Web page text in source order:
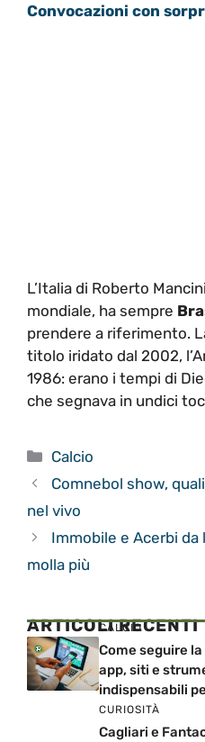
Convocazioni con
L’Italia di Roberto
mondiale, ha sempre
prendere a riferimento.
titolo iridato dal 2002,
1986: erano i tempi di
che segnava in undici
Categorie
Calcio
Comnebol show,
nel vivo
Immobile e Acerbi da
molla più
ARTICOLI RECENTI
CALCIO
Come seguire la
app, siti e
indispensabili
CURIOSITÀ
Cagliari e